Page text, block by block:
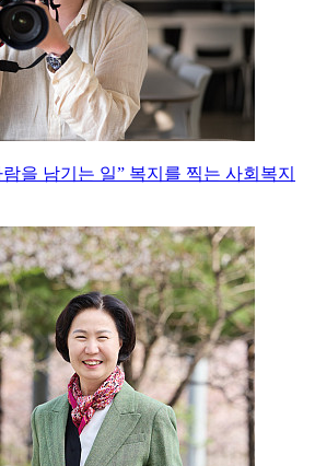
을 남기는 일” 복지를 찍는 사회복지